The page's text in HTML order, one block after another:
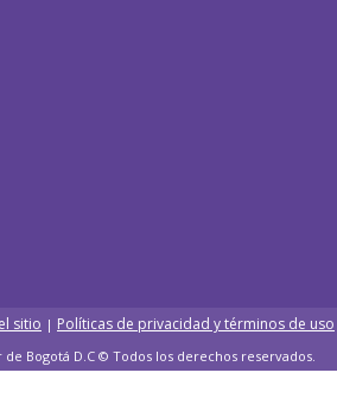
sitio | Políticas de privacidad y términos de uso
de Bogotá D.C © Todos los derechos reservados.